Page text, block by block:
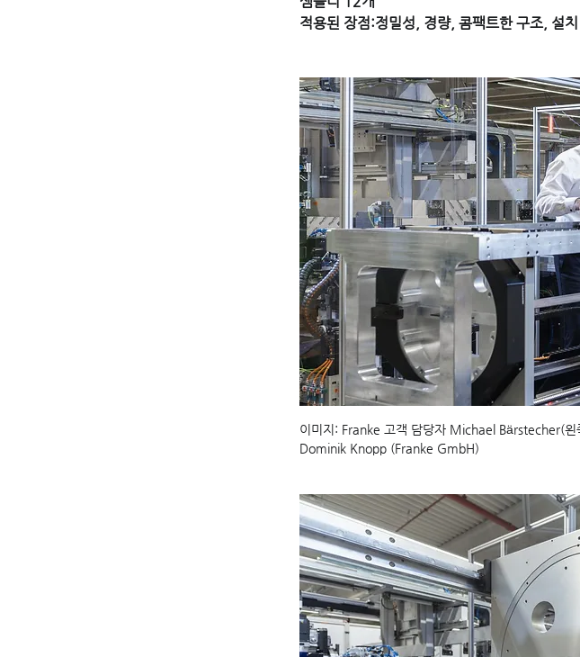
적용된 장점:정밀성, 경량, 콤팩트한 구조, 설
이미지: Franke 고객 담당자 Michael Bärstecher(
Dominik Knopp (Franke GmbH)